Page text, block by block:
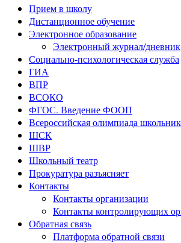
Прием в школу
Дистанционное обучение
Электронное образование
Электронный журнал/дневник
Социально-психологическая служба
ГИА
ВПР
ВСОКО
ФГОС. Введение ФООП
Всероссийская олимпиада
ШСК
ШВР
Школьный театр
Прокуратура разъясняет
Контакты
Контакты организации
Контакты контролирующих
Обратная связь
Платформа обратной связи